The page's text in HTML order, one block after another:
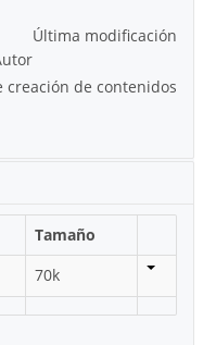
Última modificación
creación de contenidos
Tamaño
70k